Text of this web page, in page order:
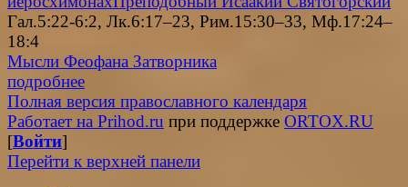
Гал.5:22-6:2, Лк.6:17–23, Рим.15:30–33, Мф.17:24–
18:4
Мысли Феофана Затворника
подробнее
Полная версия православного календаря
Работает на Prihod.ru при поддержке ORTOX.RU
[Войти]
Перейти к верхней панели